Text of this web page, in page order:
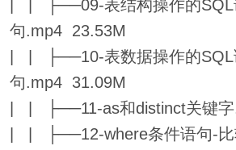
| | ├──09-表结构操作的SQL
句.mp4 23.53M
| | ├──10-表数据操作的SQL
句.mp4 31.09M
| | ├──11-as和distinct关键
| | ├──12-where条件语句-比